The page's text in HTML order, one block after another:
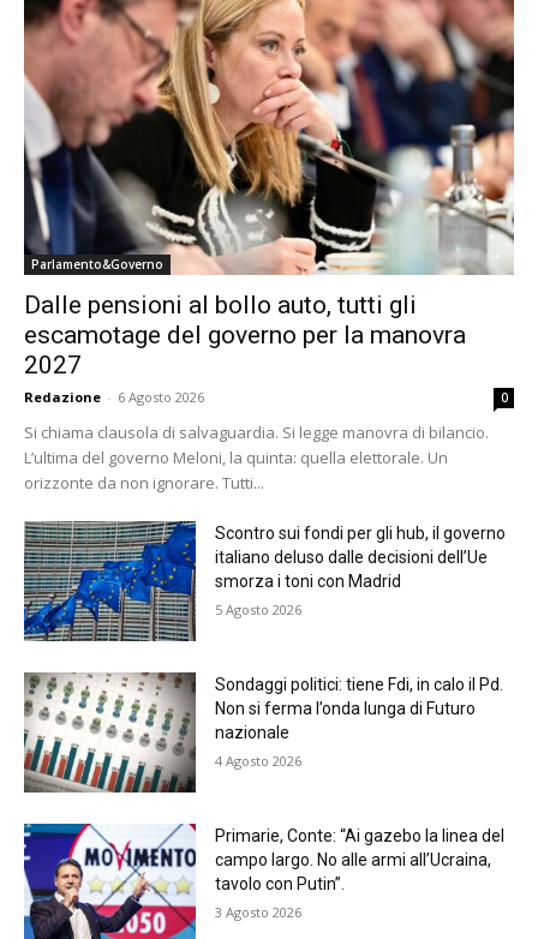
Parlamento&Governo
Dalle pensioni al bollo auto, tutti gli
escamotage del governo per la manovra
2027
Redazione - 6 Agosto 2026 0
Si chiama clausola di salvaguardia. Si legge manovra di bilancio.
L’ultima del governo Meloni, la quinta: quella elettorale. Un
orizzonte da non ignorare. Tutti...
Scontro sui fondi per gli hub, il governo
italiano deluso dalle decisioni dell’Ue
smorza i toni con Madrid
5 Agosto 2026
Sondaggi politici: tiene Fdi, in calo il Pd.
Non si ferma l’onda lunga di Futuro
nazionale
4 Agosto 2026
Primarie, Conte: “Ai gazebo la linea del
campo largo. No alle armi all’Ucraina,
tavolo con Putin”.
3 Agosto 2026